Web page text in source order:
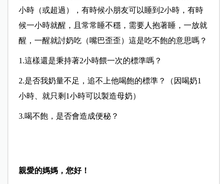
小時（或超過），有時候小朋友可以睡到2小時，有時
候一小時就醒，且常常睡不穩，需要人抱著睡，一放就
醒，一醒就討奶吃（嘴巴歪歪）這是吃不飽的意思嗎？
1.這樣還是秉持著2小時餵一次的標準嗎？
2.是否我奶量不足，追不上他喝飽的標準？（因喝奶1
小時、就只剩1小時可以製造母奶）
3.喝不飽，是否會造成便秘？
親愛的媽媽，您好！